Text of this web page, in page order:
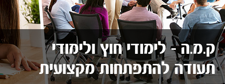
ק.מ.ה - לימודי חוץ ולימודי
תעודה להתפתחות מקצועית